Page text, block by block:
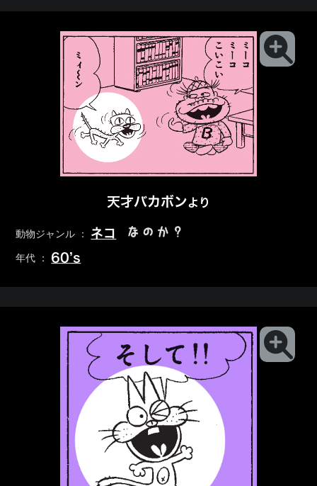
天才バカボンより
動物ジャンル ： ネコ なのか？
年代 ： 60’s